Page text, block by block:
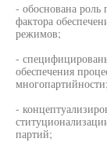
- обоснована роль
фактора
режимов;
-
обеспечения
многопартийности;
-
партий;